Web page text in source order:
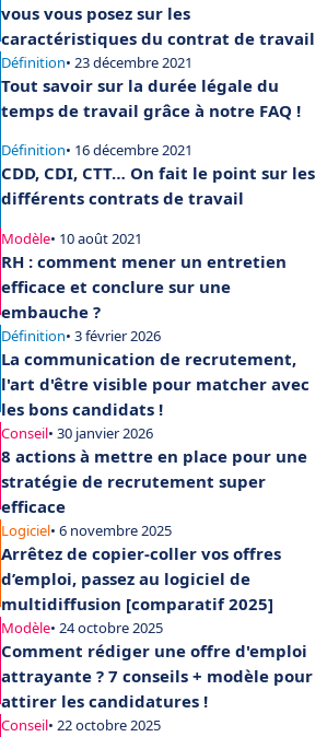
vous vous posez sur les
caractéristiques du contrat de travail
Définition• 23 décembre 2021
Tout savoir sur la durée légale du
temps de travail grâce à notre FAQ !
Définition• 16 décembre 2021
CDD, CDI, CTT… On fait le point sur les
différents contrats de travail
Modèle• 10 août 2021
RH : comment mener un entretien
efficace et conclure sur une
embauche ?
Définition• 3 février 2026
La communication de recrutement,
l'art d'être visible pour matcher avec
les bons candidats !
Conseil• 30 janvier 2026
8 actions à mettre en place pour une
stratégie de recrutement super
efficace
Logiciel• 6 novembre 2025
Arrêtez de copier-coller vos offres
d’emploi, passez au logiciel de
multidiffusion [comparatif 2025]
Modèle• 24 octobre 2025
Comment rédiger une offre d'emploi
attrayante ? 7 conseils + modèle pour
attirer les candidatures !
Conseil• 22 octobre 2025